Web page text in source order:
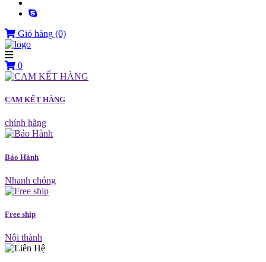
Giỏ hàng (0)
0
CAM KẾT HÀNG
chính hãng
Bảo Hành
Nhanh chóng
Free ship
Nội thành